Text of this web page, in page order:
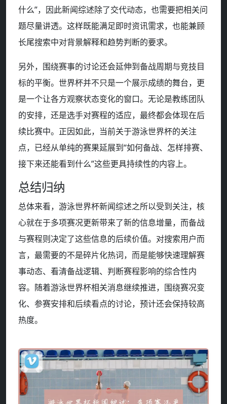
什么”，因此新闻综述除了交代动态，也需要把相关问
题尽量讲透。这样既能满足即时资讯需求，也能兼顾
长尾搜索中对背景解释和趋势判断的要求。
另外，围绕赛事的讨论还会延伸到备战周期与竞技目
标的平衡。世界杯并不只是一个展示成绩的舞台，更
是一个让各方观察状态变化的窗口。无论是教练团队
的安排，还是选手对赛程的适应，最终都会体现在后
续比赛中。正因如此，当前关于游泳世界杯的关注
点，已经从单纯的赛果延展到“如何备战、怎样排赛、
接下来还能看到什么”这些更具持续性的内容上。
总结归纳
总体来看，游泳世界杯新闻综述之所以受到关注，核
心就在于多项赛况更新带来了新的信息增量，而备战
与赛程则决定了这些信息的后续价值。对搜索用户而
言，最需要的不是碎片化热词，而是能够快速理解赛
事动态、看清备战逻辑、判断赛程影响的综合性内
容。随着游泳世界杯相关消息继续推进，围绕赛况变
化、参赛安排和后续看点的讨论，预计还会保持较高
热度。